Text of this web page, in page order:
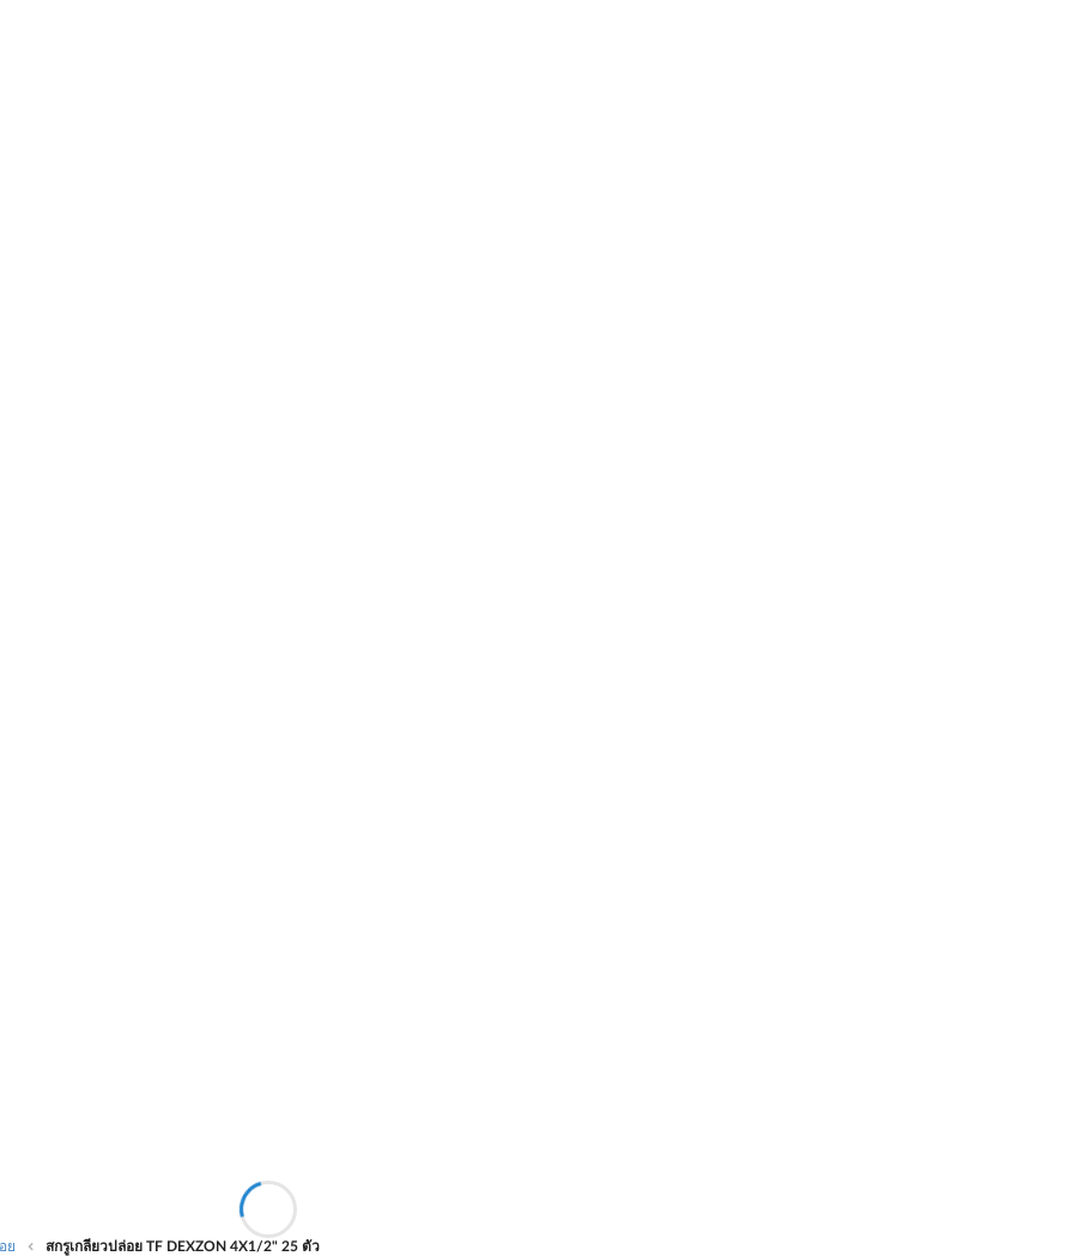
ย สกรูเกลียวปล่อย TF DEXZON 4X1/2" 25 ตัว